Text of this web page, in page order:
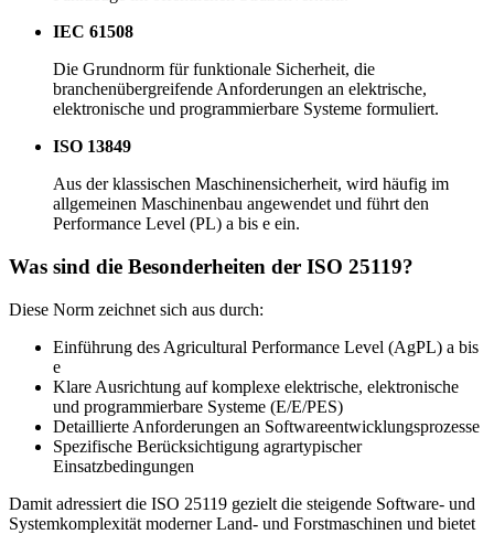
IEC 61508
Die Grundnorm für funktionale Sicherheit, die
branchenübergreifende Anforderungen an elektrische,
elektronische und programmierbare Systeme formuliert.
ISO 13849
Aus der klassischen Maschinensicherheit, wird häufig im
allgemeinen Maschinenbau angewendet und führt den
Performance Level (PL) a bis e ein.
Was sind die Besonderheiten der ISO 25119?
Diese Norm zeichnet sich aus durch:
Einführung des Agricultural Performance Level (AgPL) a bis
e
Klare Ausrichtung auf komplexe elektrische, elektronische
und programmierbare Systeme (E/E/PES)
Detaillierte Anforderungen an Softwareentwicklungsprozesse
Spezifische Berücksichtigung agrartypischer
Einsatzbedingungen
Damit adressiert die ISO 25119 gezielt die steigende Software- und
Systemkomplexität moderner Land- und Forstmaschinen und bietet